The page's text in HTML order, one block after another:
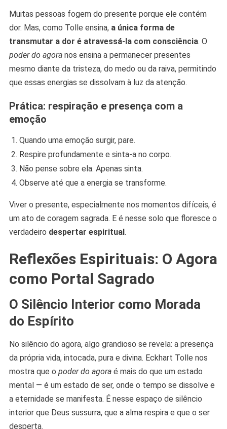
Muitas pessoas fogem do presente porque ele contém
dor. Mas, como Tolle ensina, a única forma de
transmutar a dor é atravessá-la com consciência. O
poder do agoranos ensina a permanecer presentes
mesmo diante da tristeza, do medo ou da raiva, permitindo
que essas energias se dissolvam à luz da atenção.
Prática: respiração e presença com a
emoção
Quando uma emoção surgir, pare.
Respire profundamente e sinta-a no corpo.
Não pense sobre ela. Apenas sinta.
Observe até que a energia se transforme.
Viver o presente, especialmente nos momentos difíceis, é
um ato de coragem sagrada. E é nesse solo que floresce o
verdadeiro despertar espiritual.
Reflexões Espirituais: O Agora
como Portal Sagrado
O Silêncio Interior como Morada
do Espírito
No silêncio do agora, algo grandioso se revela: a presença
da própria vida, intocada, pura e divina. Eckhart Tolle nos
mostra que o poder do agoraé mais do que um estado
mental — é um estado de ser, onde o tempo se dissolve e
a eternidade se manifesta. É nesse espaço de silêncio
interior que Deus sussurra, que a alma respira e que o ser
desperta.